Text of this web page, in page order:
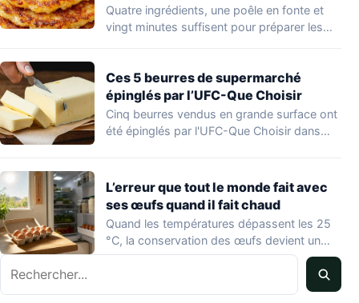
Quatre ingrédients, une poêle en fonte et
vingt minutes suffisent pour préparer les
Ces 5 beurres de supermarché
épinglés par l’UFC-Que Choisir
Cinq beurres vendus en grande surface ont
été épinglés par l'UFC-Que Choisir dans
L’erreur que tout le monde fait avec
ses œufs quand il fait chaud
Quand les températures dépassent les 25
°C, la conservation des œufs devient un
vrai…
Rechercher